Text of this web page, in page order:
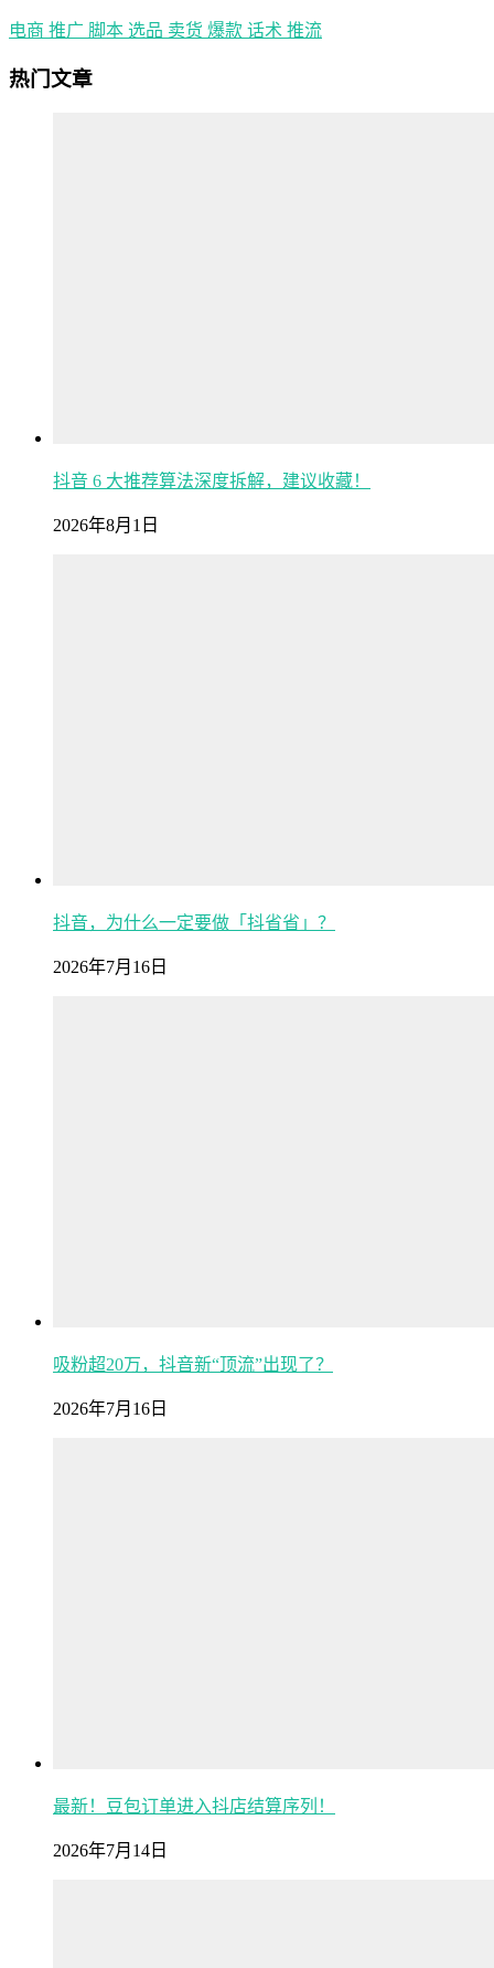
电商 推广 脚本 选品 卖货 爆款 话术 推流
热门文章
抖音 6 大推荐算法深度拆解，建议收藏！
2026年8月1日
抖音，为什么一定要做「抖省省」？
2026年7月16日
吸粉超20万，抖音新“顶流”出现了？
2026年7月16日
最新！豆包订单进入抖店结算序列！
2026年7月14日